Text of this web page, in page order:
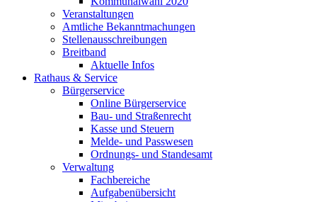
Veranstaltungen
Amtliche Bekanntmachungen
Stellenausschreibungen
Breitband
Aktuelle Infos
Rathaus & Service
Bürgerservice
Online Bürgerservice
Bau- und Straßenrecht
Kasse und Steuern
Melde- und Passwesen
Ordnungs- und Standesamt
Verwaltung
Fachbereiche
Aufgabenübersicht